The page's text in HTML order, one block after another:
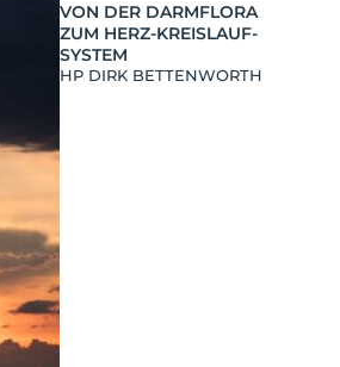
VON DER DARMFLORA
ZUM HERZ-KREISLAUF-
SYSTEM
HP DIRK BETTENWORTH